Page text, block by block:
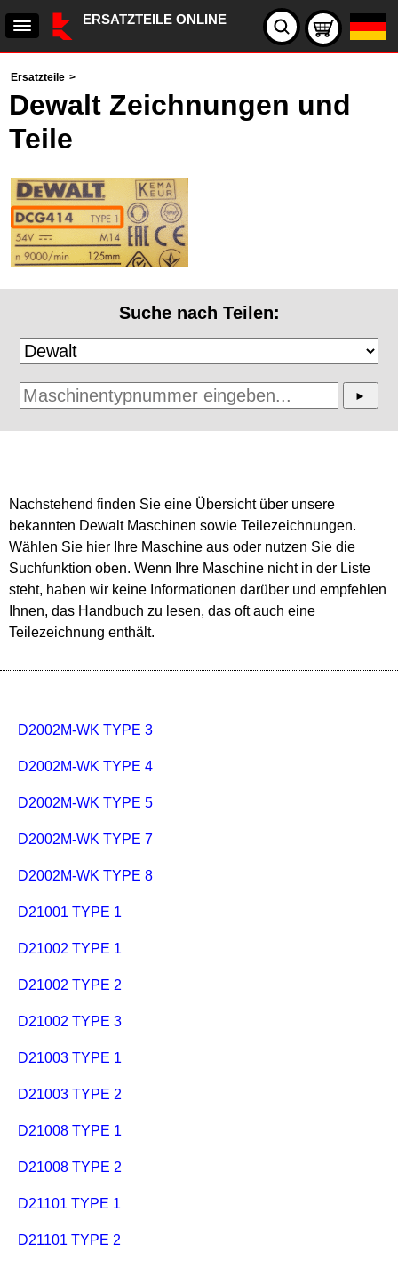
ERSATZTEILE ONLINE
Ersatzteile >
Dewalt Zeichnungen und
Teile
Suche nach Teilen:
Nachstehend finden Sie eine Übersicht über unsere
bekannten Dewalt Maschinen sowie Teilezeichnungen.
Wählen Sie hier Ihre Maschine aus oder nutzen Sie die
Suchfunktion oben. Wenn Ihre Maschine nicht in der Liste
steht, haben wir keine Informationen darüber und empfehlen
Ihnen, das Handbuch zu lesen, das oft auch eine
Teilezeichnung enthält.
D2002M-WK TYPE 3
D2002M-WK TYPE 4
D2002M-WK TYPE 5
D2002M-WK TYPE 7
D2002M-WK TYPE 8
D21001 TYPE 1
D21002 TYPE 1
D21002 TYPE 2
D21002 TYPE 3
D21003 TYPE 1
D21003 TYPE 2
D21008 TYPE 1
D21008 TYPE 2
D21101 TYPE 1
D21101 TYPE 2